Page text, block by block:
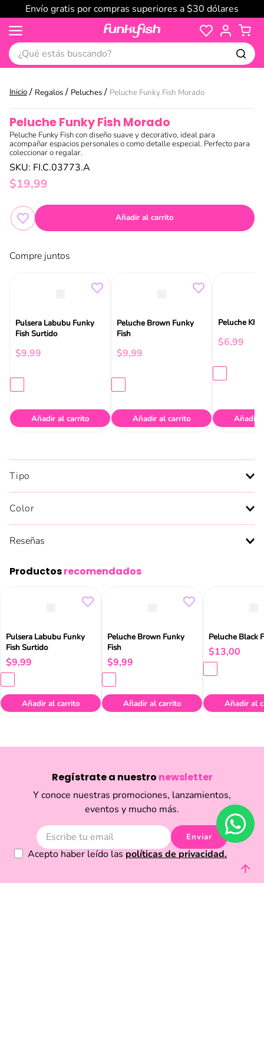
Envío gratis por compras superiores a $30 dólares
¿Qué estás buscando?
Regalos Peluches Peluche Funky Fish Morado
Peluche Funky Fish Morado
Peluche Funky Fish con diseño suave y decorativo, ideal para
acompañar espacios personales o como detalle especial. Perfecto para
coleccionar o regalar.
SKU: FI.C.03773.A
$19,99
Añadir al carrito
Compre juntos
Pulsera Labubu Funky
Fish Surtido
$9,99
Añadir al carrito
Peluche Brown Funky
Fish
$9,99
Añadir al carrito
Peluche
$6,99
Añadir
Fish Surtido
$9,99
Añadir al carrito
Fish
$9,
Añadir al carrito
$13,00
Añadir al
Y conoce nuestras promociones, lanzamientos,
eventos y mucho más.
Enviar
Acepto haber leído las políticas de privacidad.